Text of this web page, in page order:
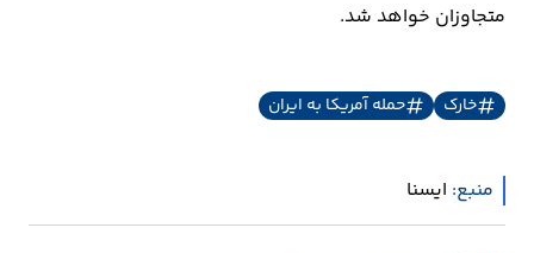
متجاوزان خواهد شد.
خارک حمله آمریکا به ایران
منبع: ايسنا